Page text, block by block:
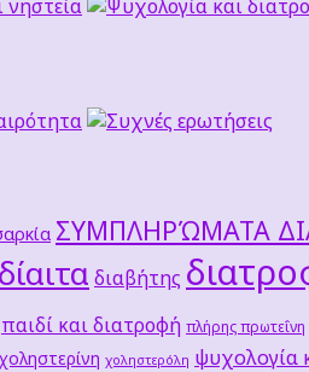
ΣΥΜΠΛΗΡΏΜΑΤΑ
δίαιτα διαβήτης
παιδί και διατροφή πλήρης πρωτεΐνη
χοληστερίνη χοληστερόλη ψυχολογία